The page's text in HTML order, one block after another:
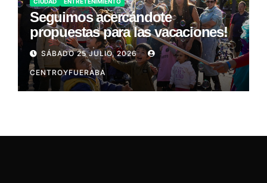
CIUDAD ENTRETENIMIENTO
Seguimos acercándote
propuestas para las vacaciones!
SÁBADO 25 JULIO, 2026
CENTROYFUERABA